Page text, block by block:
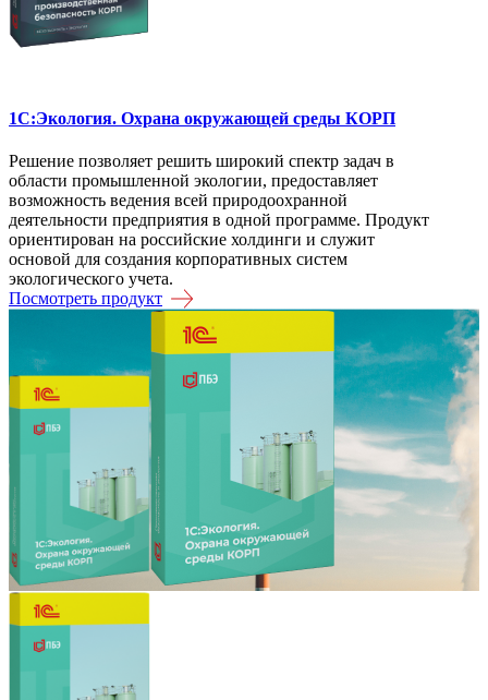
1С:Экология. Охрана окружающей среды КОРП
Решение позволяет решить широкий спектр задач в
области промышленной экологии, предоставляет
возможность ведения всей природоохранной
деятельности предприятия в одной программе. Продукт
ориентирован на российские холдинги и служит
основой для создания корпоративных систем
экологического учета.
Посмотреть продукт